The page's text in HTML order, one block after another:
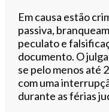
Em causa estão
passiva,
peculato e
documento. O
se pelo menos até
com uma
durante as férias